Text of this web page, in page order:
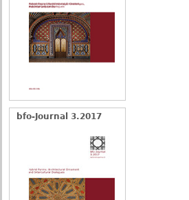
bfo-Journal 3.2017